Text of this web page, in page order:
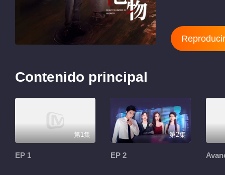
Contenido principal
第1集
EP 1
第2集
EP 2